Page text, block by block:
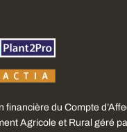
financière du Compte
Agricole et Rural géré